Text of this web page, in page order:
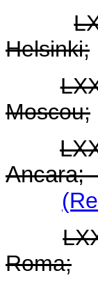
Helsinki;
Moscou;
Roma;